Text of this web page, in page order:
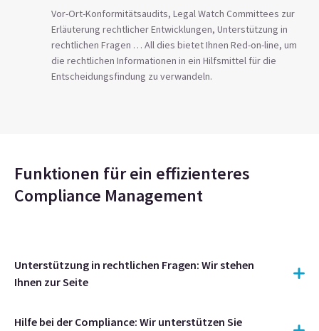
Vor-Ort-Konformitätsaudits, Legal Watch Committees zur
Erläuterung rechtlicher Entwicklungen, Unterstützung in
rechtlichen Fragen … All dies bietet Ihnen Red-on-line, um
die rechtlichen Informationen in ein Hilfsmittel für die
Entscheidungsfindung zu verwandeln.
Funktionen für ein effizienteres
Compliance Management
Unterstützung in rechtlichen Fragen: Wir stehen
Ihnen zur Seite
Hilfe bei der Compliance: Wir unterstützen Sie